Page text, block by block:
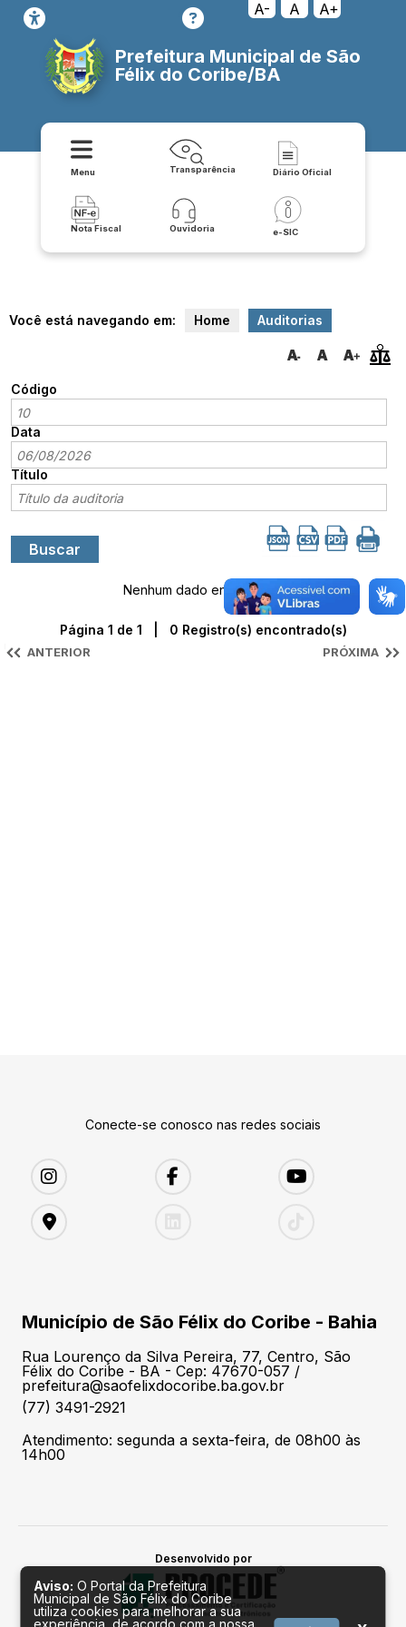
A- A A+
Prefeitura Municipal de São
Félix do Coribe/BA
Menu Transparência Diário Oficial
Nota Fiscal Ouvidoria e-SIC
Você está navegando em: Home Auditorias
Código
Data
Título
Nenhum dado encontrado.
ANTERIOR
Página 1 de 1 | 0 Registro(s) encontrado(s)
PRÓXIMA
Conecte-se conosco nas redes sociais
Município de São Félix do Coribe - Bahia
Rua Lourenço da Silva Pereira, 77, Centro, São
Félix do Coribe - BA - Cep: 47670-057 /
prefeitura@saofelixdocoribe.ba.gov.br
(77) 3491-2921
Atendimento: segunda a sexta-feira, de 08h00 às
14h00
Desenvolvido por
Aviso: O Portal da Prefeitura
Municipal de São Félix do Coribe
utiliza cookies para melhorar a sua
experiência, de acordo com a nossa